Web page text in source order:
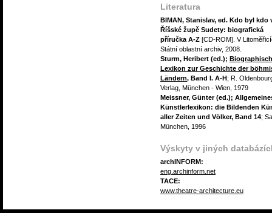
Literatura
BIMAN, Stanislav, ed. Kdo byl kdo
Říšské župě Sudety: biografická
příručka A-Z [CD-ROM]. V
Státní oblastní archiv, 2008.
Sturm, Heribert (ed.);
Lexikon zur Geschichte der
Ländern, Band I. A-H; R.
Verlag, München - Wien, 1979
Meissner, Günter (ed.);
Künstlerlexikon: die Bildenden
aller Zeiten und Völker, Band 14;
München, 1996
Výskyty v jiných
archINFORM:
eng.archinform.net
TACE:
www.theatre-architecture.eu